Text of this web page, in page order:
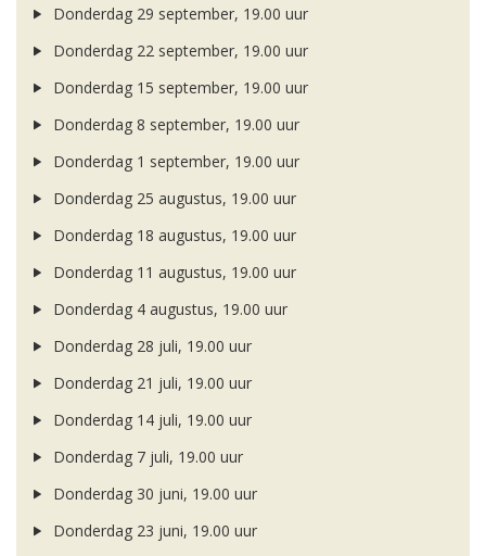
Donderdag 29 september, 19.00 uur
Donderdag 22 september, 19.00 uur
Donderdag 15 september, 19.00 uur
Donderdag 8 september, 19.00 uur
Donderdag 1 september, 19.00 uur
Donderdag 25 augustus, 19.00 uur
Donderdag 18 augustus, 19.00 uur
Donderdag 11 augustus, 19.00 uur
Donderdag 4 augustus, 19.00 uur
Donderdag 28 juli, 19.00 uur
Donderdag 21 juli, 19.00 uur
Donderdag 14 juli, 19.00 uur
Donderdag 7 juli, 19.00 uur
Donderdag 30 juni, 19.00 uur
Donderdag 23 juni, 19.00 uur